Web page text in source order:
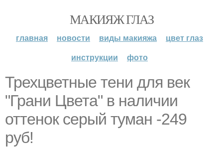
МАКИЯЖ ГЛАЗ
главная новости виды макияжа
цвет глаз
инструкции
фото
Трехцветные тени для век
"Грани Цвета" в наличии
оттенок серый туман -249
руб!